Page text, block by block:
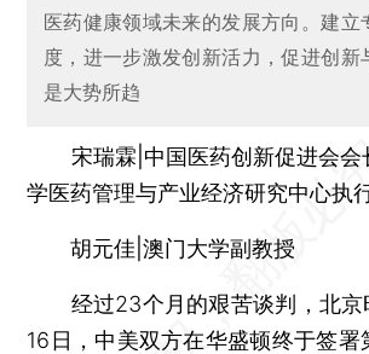
医药健康领域未来的发展方向。建立
度，进一步激发创新活力，促进创新
是大势所趋
宋瑞霖|中国医药创新促进会会
学医药管理与产业经济研究中心执
胡元佳|澳门大学副教授
经过23个月的艰苦谈判，北京
16日，中美双方在华盛顿终于签署